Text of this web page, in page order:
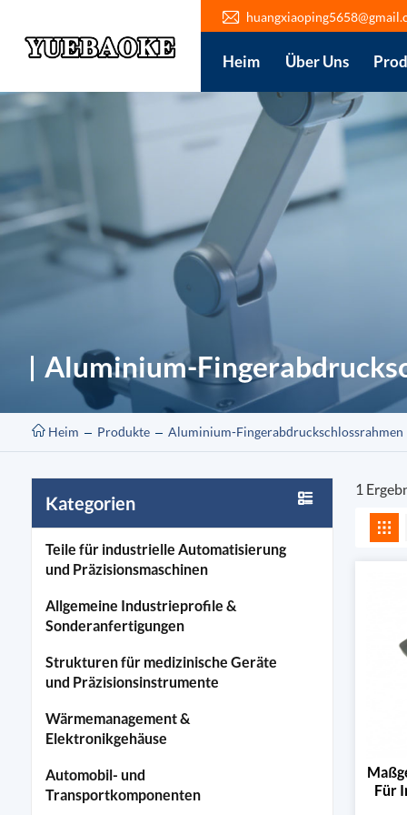
Heim Über Uns
Aluminium-
Heim Produkte Aluminium-Fingerabdruckschlossrahmen
Kategorien
Teile für industrielle Automatisierung
und Präzisionsmaschinen
Allgemeine Industrieprofile &
Sonderanfertigungen
Strukturen für medizinische Geräte
und Präzisionsinstrumente
Wärmemanagement &
Elektronikgehäuse
Automobil- und
Transportkomponenten
1
Für